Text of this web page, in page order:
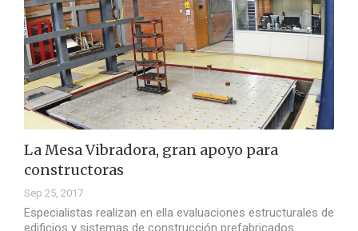
La Mesa Vibradora, gran apoyo para
constructoras
Sep 25, 2017
Especialistas realizan en ella evaluaciones estructurales de
edificios y sistemas de construcción prefabricados